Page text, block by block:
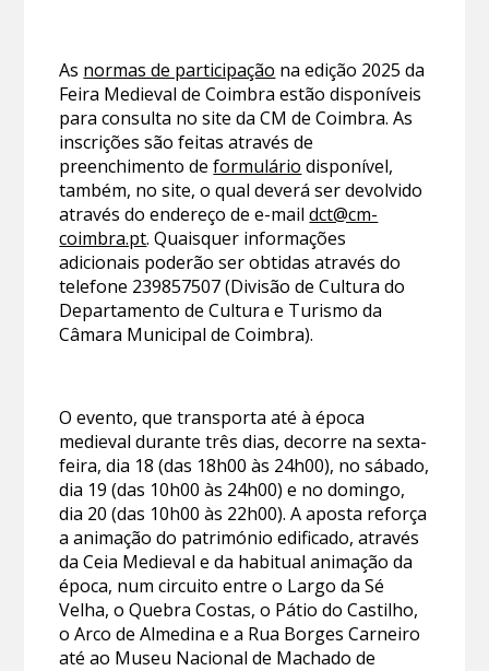
As normas de participação na edição 2025 da
Feira Medieval de Coimbra estão disponíveis
para consulta no site da CM de Coimbra. As
inscrições são feitas através de
preenchimento deformulário disponível,
também, no site, o qual deverá ser devolvido
através do endereço de e-maildct@cm-
coimbra.pt. Quaisquer informações
adicionais poderão ser obtidas através do
telefone 239857507 (Divisão de Cultura do
Departamento de Cultura e Turismo da
Câmara Municipal de Coimbra).
O evento, que transporta até à época
medieval durante três dias, decorre na sexta-
feira, dia 18 (das 18h00 às 24h00), no sábado,
dia 19 (das 10h00 às 24h00) e no domingo,
dia 20 (das 10h00 às 22h00). A aposta reforça
a animação do património edificado, através
da Ceia Medieval e da habitual animação da
época, num circuito entre o Largo da Sé
Velha, o Quebra Costas, o Pátio do Castilho,
o Arco de Almedina e a Rua Borges Carneiro
até ao Museu Nacional de Machado de